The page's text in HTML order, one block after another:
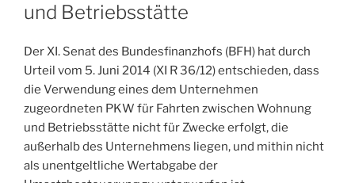
und Betriebsstätte
Der XI. Senat des Bundesfinanzhofs (BFH) hat durch
Urteil vom 5. Juni 2014 (XI R 36/12) entschieden, dass
die Verwendung eines dem Unternehmen
zugeordneten PKW für Fahrten zwischen Wohnung
und Betriebsstätte nicht für Zwecke erfolgt, die
außerhalb des Unternehmens liegen, und mithin nicht
als unentgeltliche Wertabgabe der